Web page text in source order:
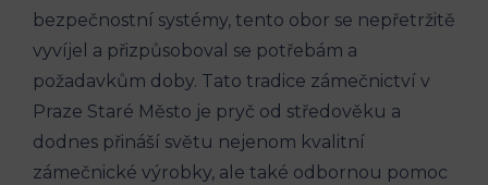
bezpečnostní systémy, tento obor se nepřetržitě
vyvíjel a přizpůsoboval se potřebám a
požadavkům doby. Tato tradice zámečnictví v
Praze Staré Město je pryč od středověku a
dodnes přináší světu nejenom kvalitní
zámečnické výrobky, ale také odbornou pomoc